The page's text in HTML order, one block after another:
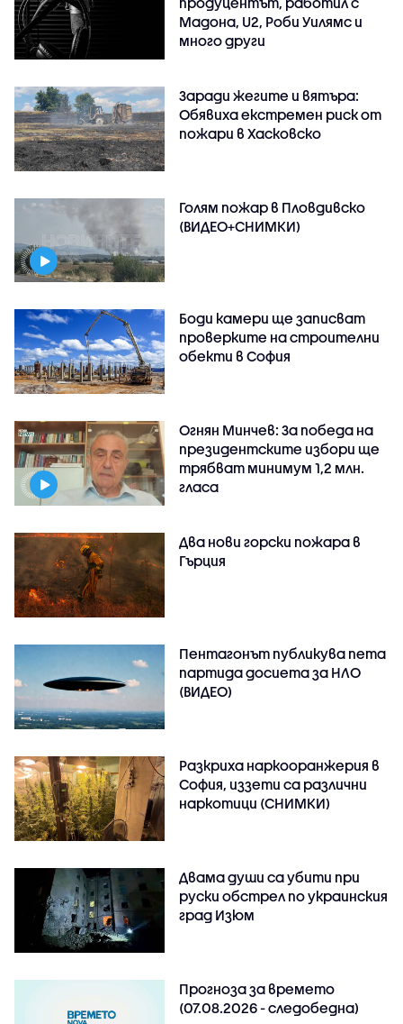
Мадона, U2, Роби Уилямс и
много други
Заради жегите и вятъра:
Обявиха екстремен риск от
пожари в Хасковско
Голям пожар в Пловдивско
(ВИДЕО+СНИМКИ)
Боди камери ще записват
проверките на строителни
обекти в София
Огнян Минчев: За победа на
президентските избори ще
трябват минимум 1,2 млн.
гласа
Два нови горски пожара в
Гърция
Пентагонът публикува пета
партида досиета за НЛО
(ВИДЕО)
Разкриха наркооранжерия в
София, иззети са различни
наркотици (СНИМКИ)
Двама души са убити при
руски обстрeл по украинския
град Изюм
Прогноза за времето
(07.08.2026 - следобедна)